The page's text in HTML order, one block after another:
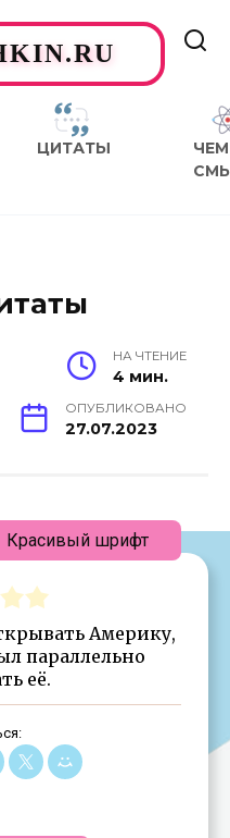
ЦИТАТЫ
ЧЕМ
НА ЧТЕНИЕ
4 мин.
ОПУБЛИКОВАНО
27.07.2023
Америку,
параллельно
её.
Красивый шрифт